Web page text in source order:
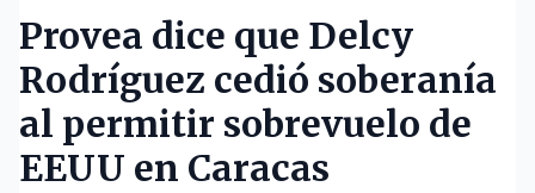
Provea dice que Delcy
Rodríguez cedió soberanía
al permitir sobrevuelo de
EEUU en Caracas